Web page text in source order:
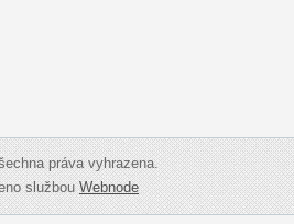
práva vyhrazena.
službouWebnode